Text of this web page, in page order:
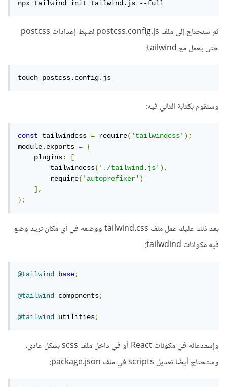
npx tailwind init tailwind.js --full
ثم سنحتاج إلى ملف postcss.config.js لضبط إعدادات postcss
حتى يعمل مع tailwind:
touch postcss.config.js
وسنقوم بكتابة التالي فيه:
const tailwindcss = require('tailwindcss');
module.exports =
{
    plugins
:
[
        tailwindcss
('./tailwind.js'),
        require
('autoprefixer')
],
};
بعد ذلك عليك عمل ملف tailwind.css ووضعه في أي مكان تريد وضع
فيه مكوانات tailwdind:
@tailwind base;
@tailwind components;
@tailwind utilities;
وإستدعائه في مكونات React أو في داخل ملف scss بشكل عادي،
وستحتاج أيضًا تعديل scripts في ملف package.json: